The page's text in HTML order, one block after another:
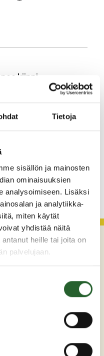
Tietoja
sisällön ja mainosten
ominaisuuksien
analysoimiseen. Lisäksi
ja analytiikka-
miten käytät
yhdistää näitä
heille tai joita on
palvelujaan.
kiinni